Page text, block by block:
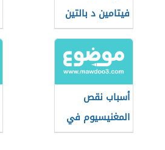
فيتامين د بالتين
أسباب نقص
المغنيسيوم في
الجسم